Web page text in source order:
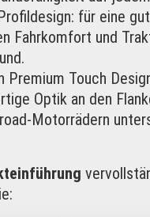
für eine
Fahrkomfort und
Premium Touch
Optik an den
Motorrädern